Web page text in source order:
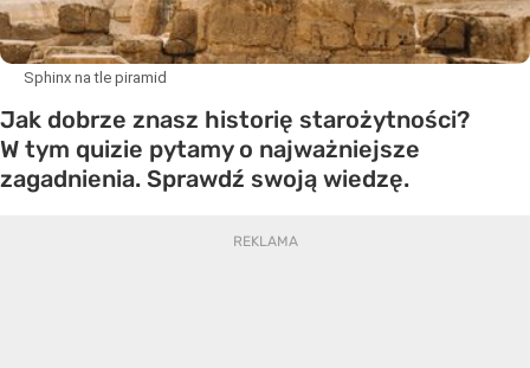
Sphinx na tle piramid
Jak dobrze znasz historię starożytności?
W tym quizie pytamy o najważniejsze
zagadnienia. Sprawdź swoją wiedzę.